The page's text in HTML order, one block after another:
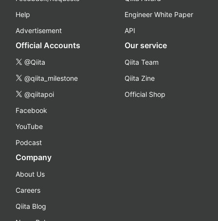
Help
Advertisement
Engineer White Paper
API
Official Accounts
@Qiita
@qiita_milestone
@qiitapoi
Facebook
YouTube
Podcast
Our service
Qiita Team
Qiita Zine
Official Shop
Company
About Us
Careers
Qiita Blog